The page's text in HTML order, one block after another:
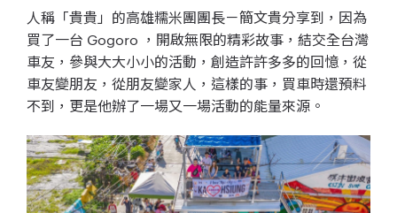
人稱「貴貴」的高雄糯米團團長－簡文貴分享到，因為
買了一台 Gogoro ，開啟無限的精彩故事，結交全台灣
車友，參與大大小小的活動，創造許許多多的回憶，從
車友變朋友，從朋友變家人，這樣的事，買車時還預料
不到，更是他辦了一場又一場活動的能量來源。